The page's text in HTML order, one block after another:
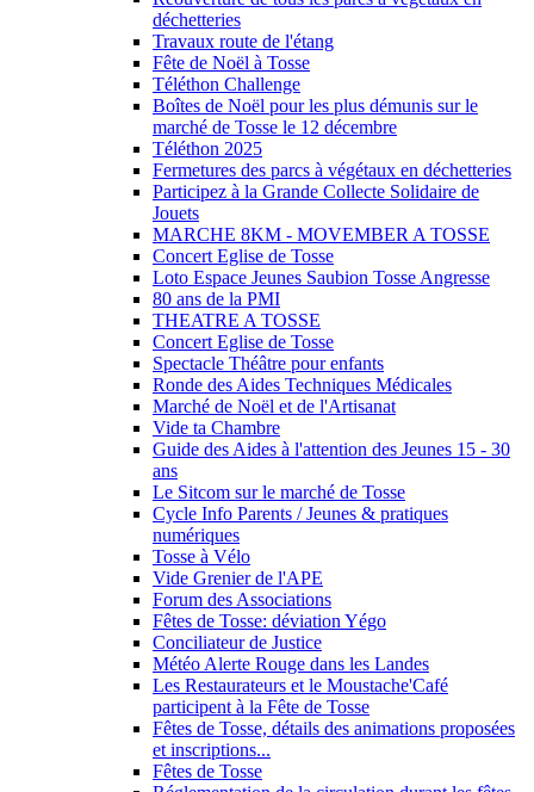
déchetteries
Travaux route de l'étang
Fête de Noël à Tosse
Téléthon Challenge
Boîtes de Noël pour les plus démunis sur le
marché de Tosse le 12 décembre
Téléthon 2025
Fermetures des parcs à végétaux en déchetteries
Participez à la Grande Collecte Solidaire de
Jouets
MARCHE 8KM - MOVEMBER A TOSSE
Concert Eglise de Tosse
Loto Espace Jeunes Saubion Tosse Angresse
80 ans de la PMI
THEATRE A TOSSE
Concert Eglise de Tosse
Spectacle Théâtre pour enfants
Ronde des Aides Techniques Médicales
Marché de Noël et de l'Artisanat
Vide ta Chambre
Guide des Aides à l'attention des Jeunes 15 - 30
ans
Le Sitcom sur le marché de Tosse
Cycle Info Parents / Jeunes & pratiques
numériques
Tosse à Vélo
Vide Grenier de l'APE
Forum des Associations
Fêtes de Tosse: déviation Yégo
Conciliateur de Justice
Météo Alerte Rouge dans les Landes
Les Restaurateurs et le Moustache'Café
participent à la Fête de Tosse
Fêtes de Tosse, détails des animations proposées
et inscriptions...
Fêtes de Tosse